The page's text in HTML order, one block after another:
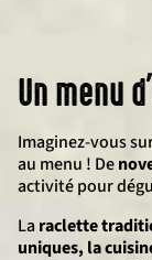
Un menu
Imaginez-vous
au menu ! De
activité pour
La raclette
uniques, la